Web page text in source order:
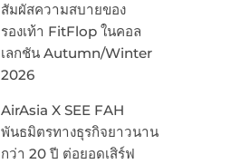
สัมผัสความสบายของ
รองเท้า FitFlop ในคอล
เลกชัน Autumn/Winter
2026
AirAsia X SEE FAH
พันธมิตรทางธุรกิจยาวนาน
กว่า 20 ปี ต่อยอดเสิร์ฟ